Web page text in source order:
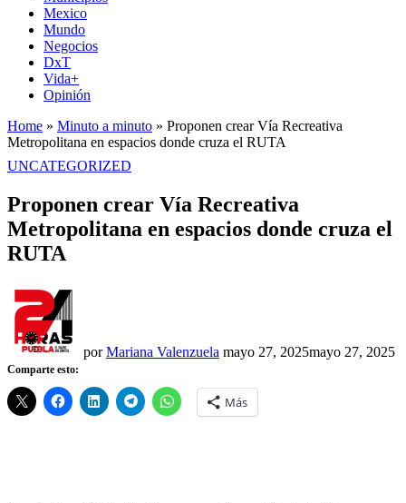
Mexico
Mundo
Negocios
DxT
Vida+
Opinión
Home » Minuto a minuto » Proponen crear Vía Recreativa
Metropolitana en espacios donde cruza el RUTA
PUBLICADO
UNCATEGORIZED
Proponen crear Vía Recreativa
Metropolitana en espacios donde cruza el
RUTA
por Mariana Valenzuela mayo 27, 2025mayo 27, 2025
Comparte esto:
Más